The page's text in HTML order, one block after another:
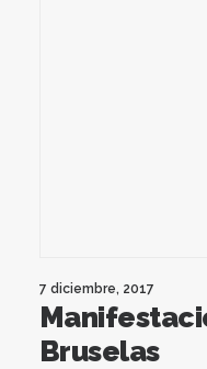
7 diciembre, 2017
Bruselas